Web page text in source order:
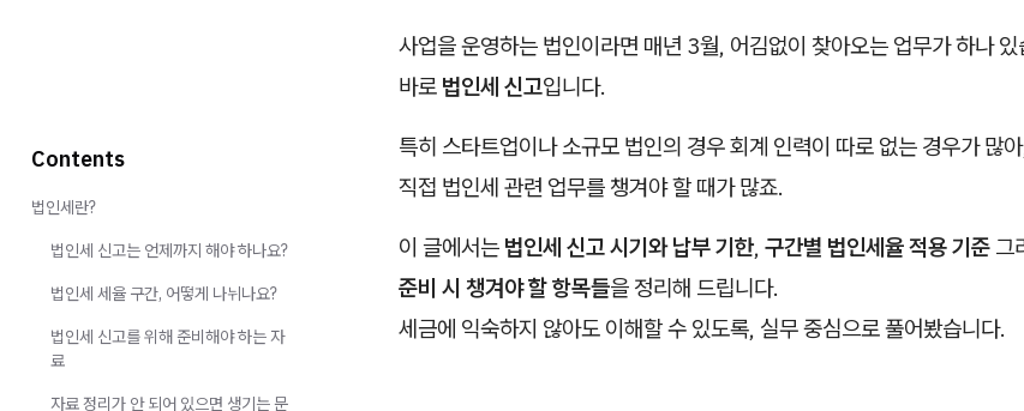
사업을 운영하는 법인이라면 매년 3월, 어김없이 찾아오는 업무가 하나 있
바로 법인세 신고입니다.
특히 스타트업이나 소규모 법인의 경우 회계 인력이 따로 없는 경우가 많
직접 법인세 관련 업무를 챙겨야 할 때가 많죠.
이 글에서는 법인세 신고 시기와 납부 기한, 구간별 법인세율 적용 기준 그
준비 시 챙겨야 할 항목들을 정리해 드립니다.
세금에 익숙하지 않아도 이해할 수 있도록, 실무 중심으로 풀어봤습니다.
Contents
법인세란?
법인세 신고는 언제까지 해야 하나요?
법인세 세율 구간, 어떻게 나뉘나요?
법인세 신고를 위해 준비해야 하는 자
료
자료 정리가 안 되어 있으면 생기는 문